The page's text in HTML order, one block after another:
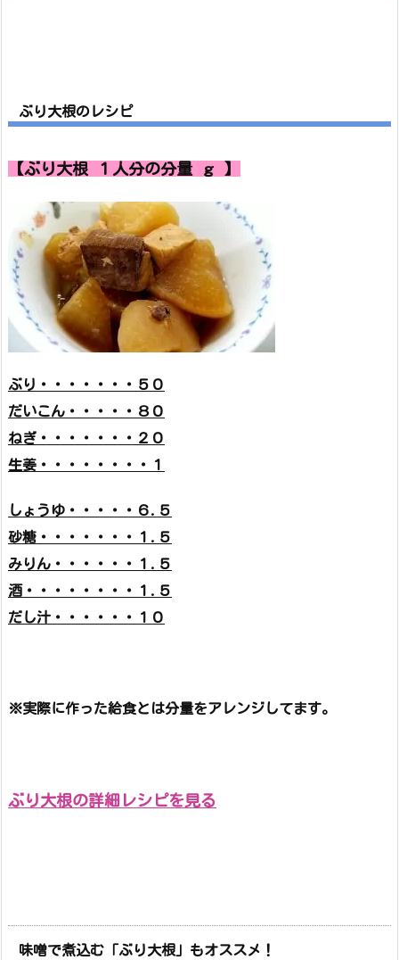
ぶり大根のレシピ
【ぶり大根 １人分の分量 ｇ 】
ぶり・・・・・・・５０
だいこん・・・・・８０
ねぎ・・・・・・・２０
生姜・・・・・・・・１
しょうゆ・・・・・６.５
砂糖・・・・・・・１.５
みりん・・・・・・１.５
酒・・・・・・・・１.５
だし汁・・・・・・１０
※実際に作った給食とは分量をアレンジしてます。
ぶり大根の詳細レシピを見る
味噌で煮込む「ぶり大根」もオススメ！